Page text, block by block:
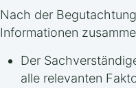
Nach der
Informationen
Der
alle relevanten